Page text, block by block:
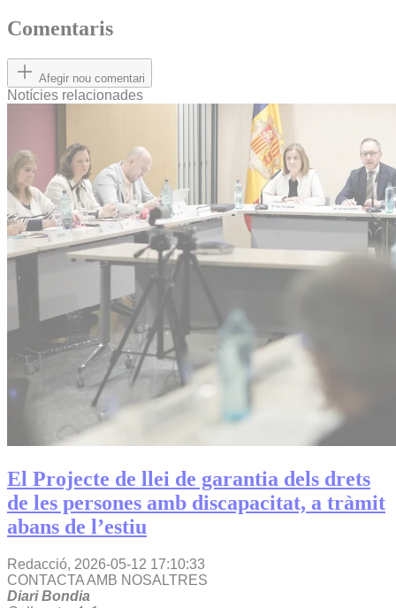
Comentaris
Afegir nou comentari
Notícies relacionades
El Projecte de llei de garantia dels drets
de les persones amb discapacitat, a tràmit
abans de l’estiu
Redacció, 2026-05-12 17:10:33
CONTACTA AMB NOSALTRES
Diari Bondia